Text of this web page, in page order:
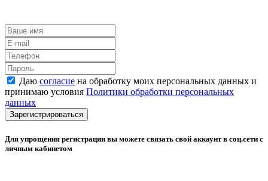
Даю согласие на обработку моих персональных данных и
принимаю условия Политики обработки персональных
данных
Зарегистрироваться
Для упрощения регистрации вы можете связать свой аккаунт в соц.сети с
личным кабинетом